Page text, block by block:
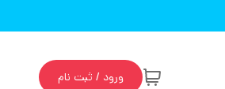
ورود / ثبت نام